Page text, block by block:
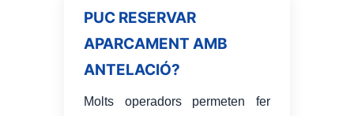
PUC RESERVAR
APARCAMENT AMB
ANTELACIÓ?
Molts operadors permeten fer